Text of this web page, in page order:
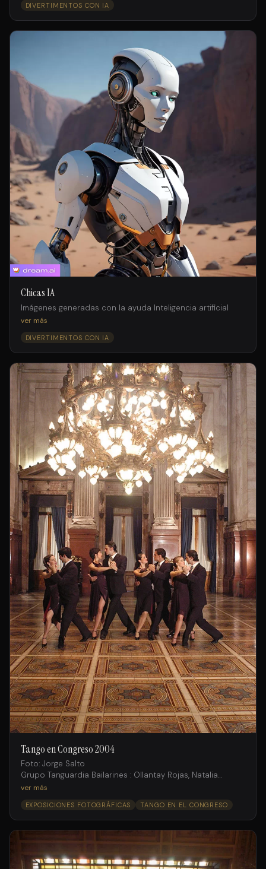
DIVERTIMENTOS CON IA
Chicas IA
Imágenes generadas con la ayuda Inteligencia artificial
ver más
DIVERTIMENTOS CON IA
Tango en Congreso 2004
Foto: Jorge Salto
Grupo Tanguardia Bailarines : Ollantay Rojas, Natalia
Fossati , Andrés Ruiz;
Rosemvasser, Michaela Cortado.
ver más
EXPOSICIONES FOTOGRÁFICAS TANGO EN EL CONGRESO